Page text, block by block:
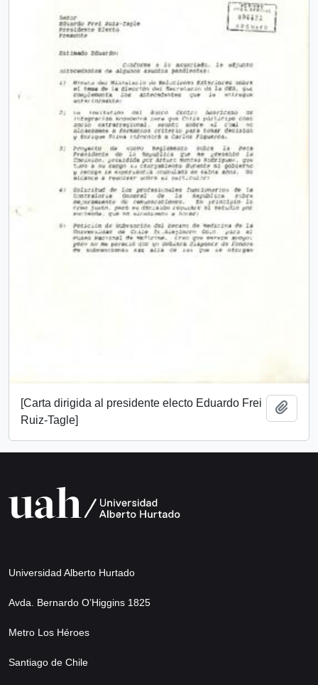
[Carta dirigida al presidente electo Eduardo Frei
Ruiz-Tagle]
Universidad Alberto Hurtado
Avda. Bernardo O’Higgins 1825
Metro Los Héroes
Santiago de Chile